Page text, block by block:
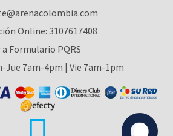
Online: 3107617408
a Formulario PQRS
Jue 7am-4pm | Vie 7am-1pm